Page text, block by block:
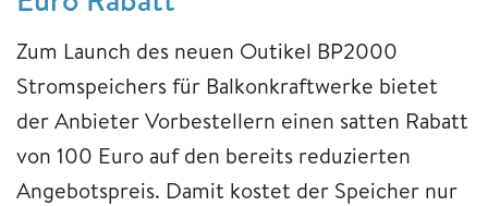
Zum Launch des neuen Outikel BP2000
Stromspeichers für Balkonkraftwerke bietet
der Anbieter Vorbestellern einen satten Rabatt
von 100 Euro auf den bereits reduzierten
Angebotspreis. Damit kostet der Speicher nur